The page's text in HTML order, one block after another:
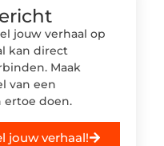
jouw verhaal op
kan direct
Maak
van een
ertoe doen.
jouw verhaal!